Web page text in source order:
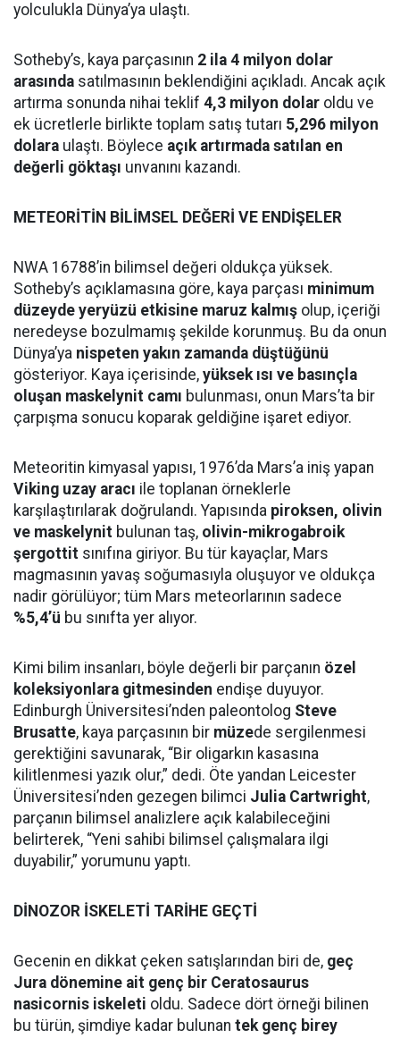
yolculukla Dünya’ya ulaştı.
Sotheby’s, kaya parçasının 2 ila 4 milyon dolar
arasında satılmasının beklendiğini açıkladı. Ancak açık
artırma sonunda nihai teklif 4,3 milyon dolar oldu ve
ek ücretlerle birlikte toplam satış tutarı 5,296 milyon
dolara ulaştı. Böylece açık artırmada satılan en
değerli göktaşı unvanını kazandı.
METEORİTİN BİLİMSEL DEĞERİ VE ENDİŞELER
NWA 16788’in bilimsel değeri oldukça yüksek.
Sotheby’s açıklamasına göre, kaya parçası minimum
düzeyde yeryüzü etkisine maruz kalmış olup, içeriği
neredeyse bozulmamış şekilde korunmuş. Bu da onun
Dünya’ya nispeten yakın zamanda düştüğünü
gösteriyor. Kaya içerisinde, yüksek ısı ve basınçla
oluşan maskelynit camı bulunması, onun Mars’ta bir
çarpışma sonucu koparak geldiğine işaret ediyor.
Meteoritin kimyasal yapısı, 1976’da Mars’a iniş yapan
Viking uzay aracı ile toplanan örneklerle
karşılaştırılarak doğrulandı. Yapısında piroksen, olivin
ve maskelynit bulunan taş, olivin-mikrogabroik
şergottit sınıfına giriyor. Bu tür kayaçlar, Mars
magmasının yavaş soğumasıyla oluşuyor ve oldukça
nadir görülüyor; tüm Mars meteorlarının sadece
%5,4’ü bu sınıfta yer alıyor.
Kimi bilim insanları, böyle değerli bir parçanın özel
koleksiyonlara gitmesinden endişe duyuyor.
Edinburgh Üniversitesi’nden paleontolog Steve
Brusatte, kaya parçasının bir müzede sergilenmesi
gerektiğini savunarak, “Bir oligarkın kasasına
kilitlenmesi yazık olur,” dedi. Öte yandan Leicester
Üniversitesi’nden gezegen bilimci Julia Cartwright,
parçanın bilimsel analizlere açık kalabileceğini
belirterek, “Yeni sahibi bilimsel çalışmalara ilgi
duyabilir,” yorumunu yaptı.
DİNOZOR İSKELETİ TARİHE GEÇTİ
Gecenin en dikkat çeken satışlarından biri de, geç
Jura dönemine ait genç bir Ceratosaurus
nasicornis iskeleti oldu. Sadece dört örneği bilinen
bu türün, şimdiye kadar bulunan tek genç birey